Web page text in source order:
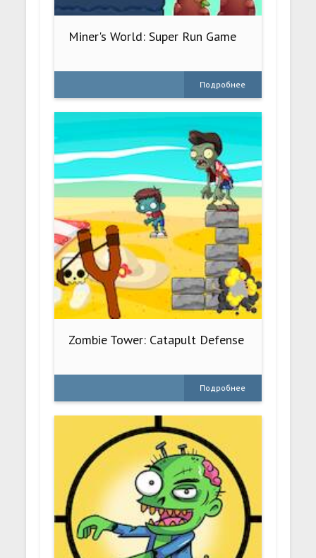
Miner's World: Super Run Game
Подробнее
Zombie Tower: Catapult Defense
Подробнее